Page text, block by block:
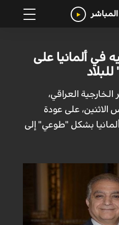
في ألمانيا على
الخارجية العراقي،
على عودة
ألمانيا بشكل "طوعي" إلى